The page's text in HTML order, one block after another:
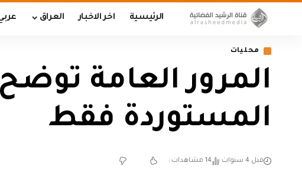
الرئيسية اخر الاخبار العراق
محليات
المرور العامة
المستوردة فقط
قبل 4 سنوات 14 مشاهدات